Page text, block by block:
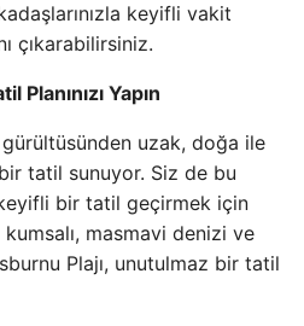
keyifli vakit
çıkarabilirsiniz.
Planınızı Yapın
gürültüsünden uzak, doğa ile
tatil sunuyor. Siz de bu
bir tatil geçirmek için
kumsalı, masmavi denizi ve
Plajı, unutulmaz bir tatil